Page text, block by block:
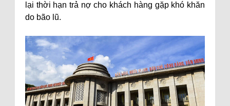
lại thời hạn trả nợ cho khách hàng gặp khó khăn
do bão lũ.